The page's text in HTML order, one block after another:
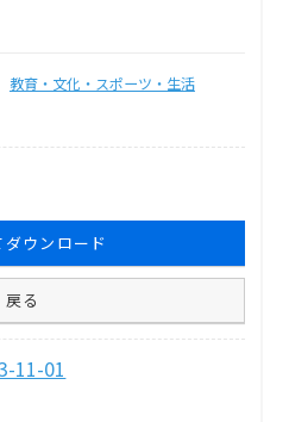
教育・文化・スポーツ・生活
ダウンロード
戻る
11-01